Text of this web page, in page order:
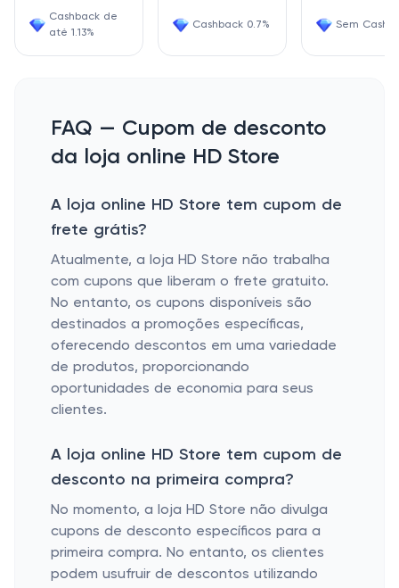
Cashback de
até 1.13%
Cashback 0.7% Sem
FAQ — Cupom de desconto
da loja online HD Store
A loja online HD Store tem cupom de
frete grátis?
Atualmente, a loja HD Store não trabalha
com cupons que liberam o frete gratuito.
No entanto, os cupons disponíveis são
destinados a promoções específicas,
oferecendo descontos em uma variedade
de produtos, proporcionando
oportunidades de economia para seus
clientes.
A loja online HD Store tem cupom de
desconto na primeira compra?
No momento, a loja HD Store não divulga
cupons de desconto específicos para a
primeira compra. No entanto, os clientes
podem usufruir de descontos utilizando